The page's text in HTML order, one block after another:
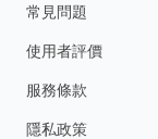
常見問題
使用者評價
服務條款
隱私政策